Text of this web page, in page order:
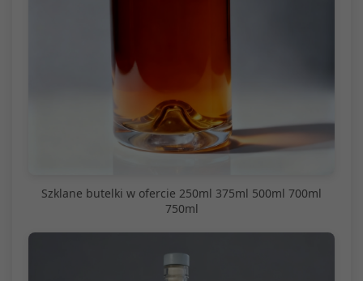
Szklane butelki w ofercie 250ml 375ml 500ml 700ml
750ml